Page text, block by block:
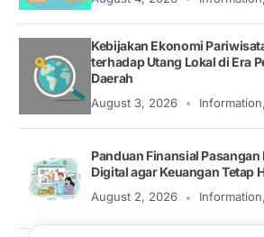
Kebijakan Ekonomi
terhadap Utang Lokal di Era
Daerah
August 3, 2026 Information,
Panduan Finansial
Digital agar Keuangan Tetap
August 2, 2026 Information,